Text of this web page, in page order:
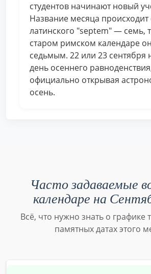
студентов начинают новый
Название месяца происходит
латинского "septem" — семь,
старом римском календаре
седьмым. 22 или 23 сентября
день осеннего
официально открывая
осень.
Часто задаваемые
календаре на
Всё, что нужно знать о графике
памятных датах этого